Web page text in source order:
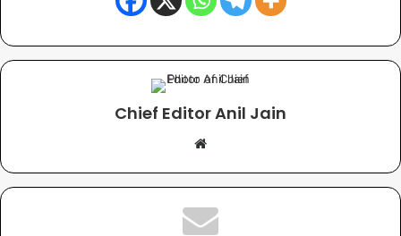
Chief Editor Anil Jain